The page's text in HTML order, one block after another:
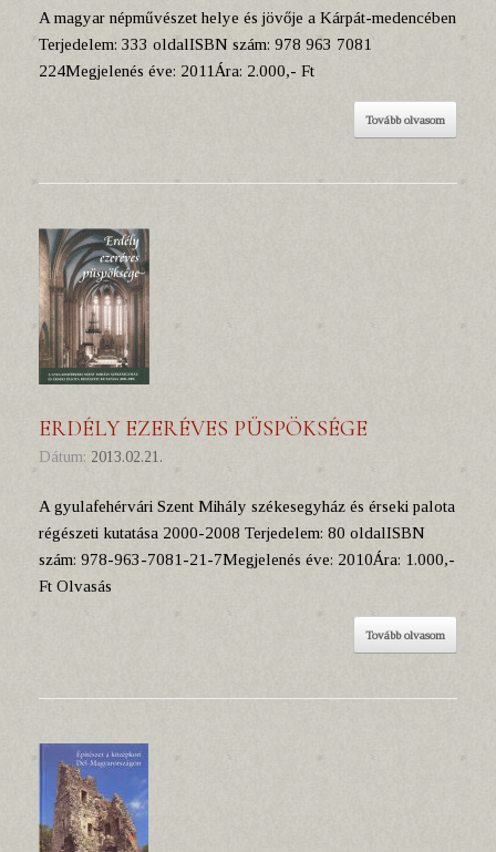
A magyar népművészet helye és jövője a Kárpát-medencében
Terjedelem: 333 oldalISBN szám: 978 963 7081
224Megjelenés éve: 2011Ára: 2.000,- Ft
Tovább olvasom
ERDÉLY EZERÉVES PÜSPÖKSÉGE
Dátum: 2013.02.21.
A gyulafehérvári Szent Mihály székesegyház és érseki palota
régészeti kutatása 2000-2008 Terjedelem: 80 oldalISBN
szám: 978-963-7081-21-7Megjelenés éve: 2010Ára: 1.000,-
Ft Olvasás
Tovább olvasom